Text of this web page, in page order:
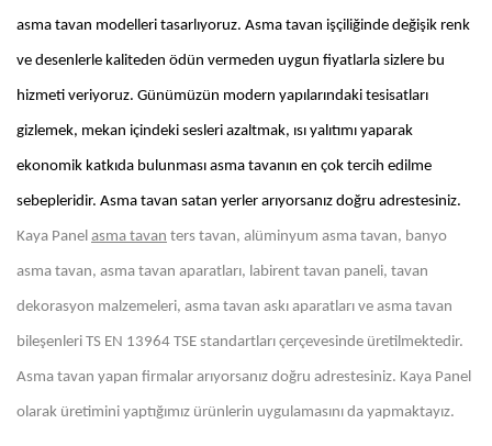
asma tavan modelleri tasarlıyoruz. Asma tavan işçiliğinde değişik renk
ve desenlerle kaliteden ödün vermeden uygun fiyatlarla sizlere bu
hizmeti veriyoruz. Günümüzün modern yapılarındaki tesisatları
gizlemek, mekan içindeki sesleri azaltmak, ısı yalıtımı yaparak
ekonomik katkıda bulunması asma tavanın en çok tercih edilme
sebepleridir. Asma tavan satan yerler arıyorsanız doğru adrestesiniz.
Kaya Panel asma tavan ters tavan, alüminyum asma tavan, banyo
asma tavan, asma tavan aparatları, labirent tavan paneli, tavan
dekorasyon malzemeleri, asma tavan askı aparatları ve asma tavan
bileşenleri TS EN 13964 TSE standartları çerçevesinde üretilmektedir.
Asma tavan yapan firmalar arıyorsanız doğru adrestesiniz. Kaya Panel
olarak üretimini yaptığımız ürünlerin uygulamasını da yapmaktayız.